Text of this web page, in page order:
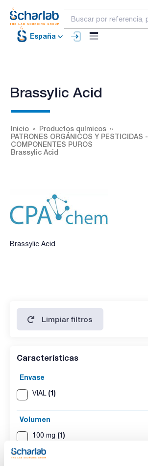
España
Brassylic Acid
Inicio
Productos químicos
PATRONES ORGÁNICOS Y PESTICIDAS -
COMPONENTES PUROS
Brassylic Acid
Brassylic Acid
Limpiar filtros
Características
Envase
VIAL (1)
Volumen
100 mg (1)